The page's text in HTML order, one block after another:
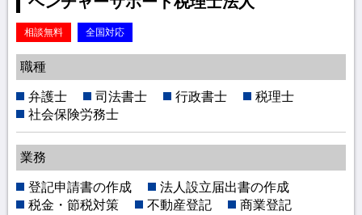
相談無料 全国対応
職種
弁護士 司法書士 行政書士
税理士
社会保険労務士
業務
登記申請書の作成
法人設立届出書の作成
税金・節税対策
不動産登記
商業登記